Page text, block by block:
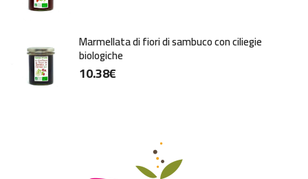
Marmellata di fiori di sambuco con ciliegie
biologiche
10.38€